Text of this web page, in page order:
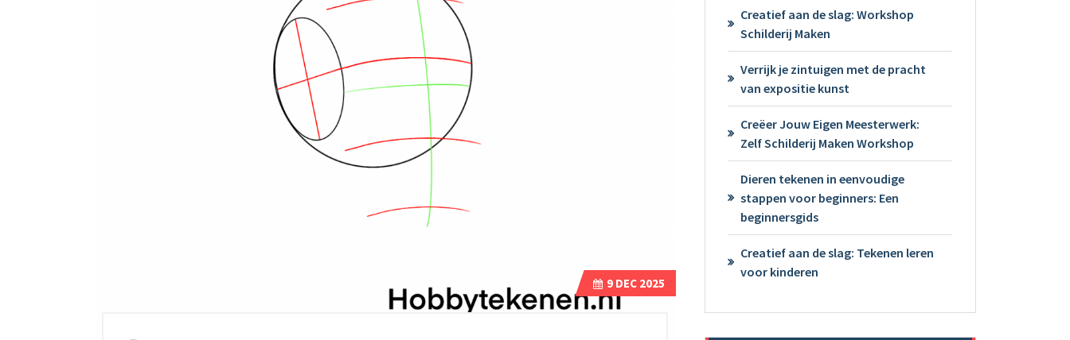
9DEC 2025
Creatief aan de slag: Workshop
Schilderij Maken
Verrijk je zintuigen met de pracht
van expositie kunst
Creëer Jouw Eigen Meesterwerk:
Zelf Schilderij Maken Workshop
Dieren tekenen in eenvoudige
stappen voor beginners: Een
beginnersgids
Creatief aan de slag: Tekenen leren
voor kinderen